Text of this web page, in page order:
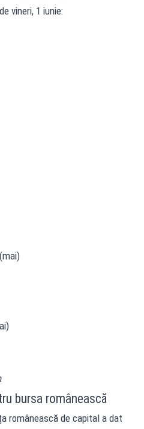
vineri, 1 iunie:
bursa românească
românească de capital a dat